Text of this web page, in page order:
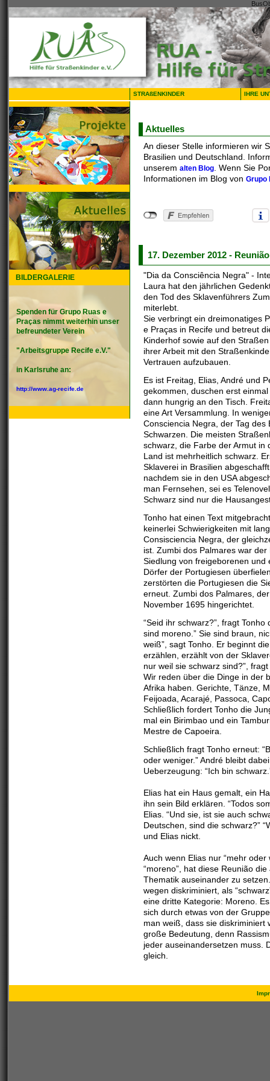
STRAßENKINDER IHRE
BILDERGALERIE
Spenden für Grupo Ruas e
Praças nimmt weiterhin unser
befreundeter Verein
"Arbeitsgruppe Recife e.V."
in Karlsruhe an:
http://www.ag-recife.de
Aktuelles
An dieser Stelle informieren wir
Brasilien und Deutschland.
unserem alten Blog. Wenn Sie
Informationen im Blog von Grupo
17. Dezember 2012 -
"Dia da Consciência Negra" -
Laura hat den jährlichen
den Tod des Sklavenführers
miterlebt.
Sie verbringt ein dreimonatiges
e Praças in Recife und betreut
Kinderhof sowie auf den
ihrer Arbeit mit den
Vertrauen aufzubauen.
Es ist Freitag, Elias, André und
gekommen, duschen erst
dann hungrig an den Tisch.
eine Art Versammlung. In
Consciencia Negra, der Tag des
Schwarzen. Die meisten
schwarz, die Farbe der Armut in
Land ist mehrheitlich schwarz.
Sklaverei in Brasilien
nachdem sie in den USA
man Fernsehen, sei es
Schwarz sind nur die
Tonho hat einen Text
keinerlei Schwierigkeiten mit
Consisciencia Negra, der
ist. Zumbi dos Palmares war
Siedlung von freigeborenen und
Dörfer der Portugiesen
zerstörten die Portugiesen die
erneut. Zumbi dos Palmares,
November 1695 hingerichtet.
“Seid ihr schwarz?”, fragt
sind moreno.” Sie sind braun,
weiß”, sagt Tonho. Er beginnt
erzählen, erzählt von der
nur weil sie schwarz sind?”,
Wir reden über die Dinge in der
Afrika haben. Gerichte, Tänze,
Feijoada, Acarajé, Passoca,
Schließlich fordert Tonho die
mal ein Birimbao und ein
Mestre de Capoeira.
Schließlich fragt Tonho erneut:
oder weniger.” André bleibt
Ueberzeugung: “Ich bin
Elias hat ein Haus gemalt, ein
ihn sein Bild erklären. “Todos
Elias. “Und sie, ist sie auch
Deutschen, sind die schwarz?”
und Elias nickt.
Auch wenn Elias nur “mehr
“moreno”, hat diese Reunião
Thematik auseinander zu
wegen diskriminiert, als
eine dritte Kategorie: Moreno.
sich durch etwas von der
man weiß, dass sie diskriminiert
große Bedeutung, denn
jeder auseinandersetzen muss.
gleich.